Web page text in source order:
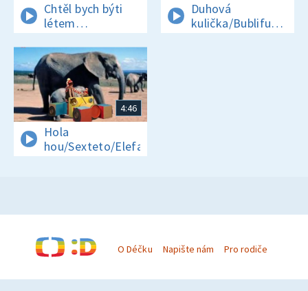
Chtěl bych býti
létem
babím/Lama
Duhová
kulička/Bublifuk/
babka
4:46
Hola
hou/Sexteto/Elefant
O Déčku Napište nám Pro rodiče